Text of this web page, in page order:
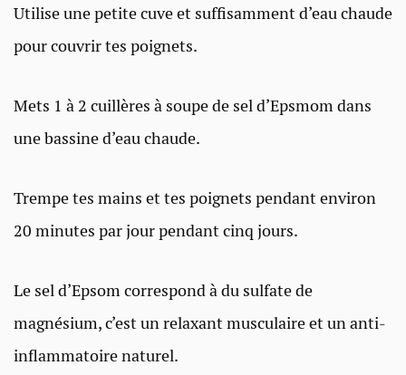
Utilise une petite cuve et suffisamment d’eau chaude
pour couvrir tes poignets.
Mets 1 à 2 cuillères à soupe de sel d’Epsmom dans
une bassine d’eau chaude.
Trempe tes mains et tes poignets pendant environ
20 minutes par jour pendant cinq jours.
Le sel d’Epsom correspond à du sulfate de
magnésium, c’est un relaxant musculaire et un anti-
inflammatoire naturel.